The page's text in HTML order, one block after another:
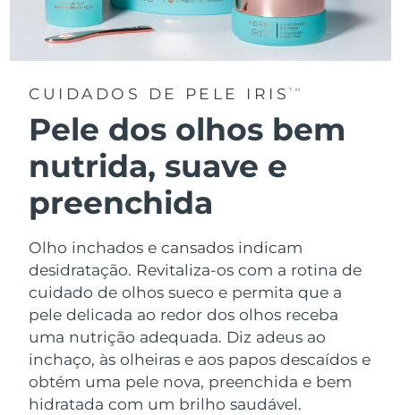
CUIDADOS DE PELE IRISTM
Pele dos olhos bem
nutrida, suave e
preenchida
Olho inchados e cansados indicam
desidratação. Revitaliza-os com a rotina de
cuidado de olhos sueco e permita que a
pele delicada ao redor dos olhos receba
uma nutrição adequada. Diz adeus ao
inchaço, às olheiras e aos papos descaídos e
obtém uma pele nova, preenchida e bem
hidratada com um brilho saudável.